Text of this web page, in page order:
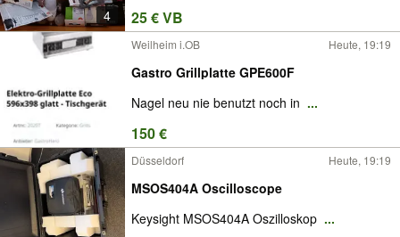
4 25 € VB
Weilheim i.OB Heute, 19:19
Gastro Grillplatte GPE600F
Nagel neu nie benutzt noch in ...
150 €
Düsseldorf Heute, 19:19
MSOS404A Oscilloscope
Keysight MSOS404A Oszilloskop ...